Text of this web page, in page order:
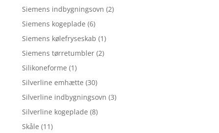
Siemens indbygningsovn (2)
Siemens kogeplade (6)
Siemens kølefryseskab (1)
Siemens tørretumbler (2)
Silikoneforme (1)
Silverline emhætte (30)
Silverline indbygningsovn (3)
Silverline kogeplade (8)
Skåle (11)